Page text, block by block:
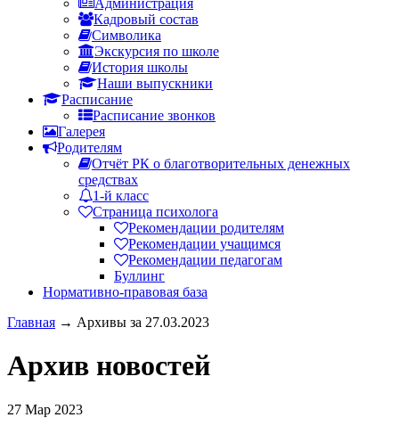
Администрация
Кадровый состав
Символика
Экскурсия по школе
История школы
Наши выпускники
Расписание
Расписание звонков
Галерея
Родителям
Отчёт РК о благотворительных денежных
средствах
1-й класс
Страница психолога
Рекомендации родителям
Рекомендации учащимся
Рекомендации педагогам
Буллинг
Нормативно-правовая база
Главная → Архивы за 27.03.2023
Архив новостей
27 Мар 2023